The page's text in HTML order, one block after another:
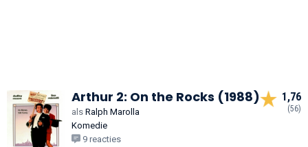
Arthur 2: On the Rocks (1988)
als Ralph Marolla
Komedie
9 reacties
1,76
(56)